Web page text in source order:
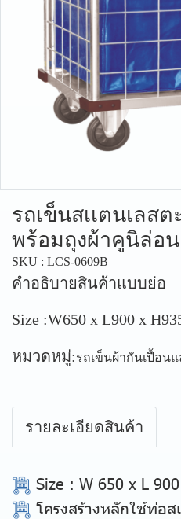
รถเข็นสเเตนเลส
พร้อมถุงผ้าคูนิล่อน
SKU : LCS-0609B
คำอธิบายสินค้าแบบย่อ
Size :W650 x L900 x
หมวดหมู่:รถเข็นผ้ากันเปื้อน
รายละเอียดสินค้า
Size : W 650 x L
โครงสร้างหลักใช้ท่อ